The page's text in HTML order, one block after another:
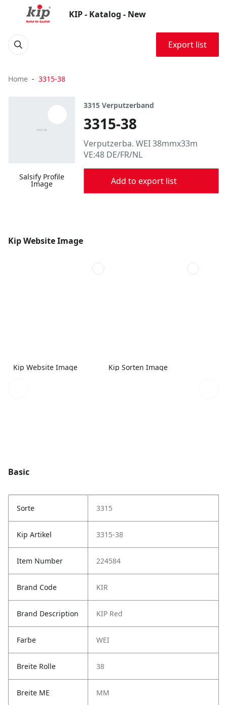
KIP - Katalog - New
Export list
Home 3315-38
Salsify Profile
Image
3315 Verputzerband
3315-38
Verputzerba. WEI 38mmx33m
VE:48 DE/FR/NL
Add to export list
Kip Website Image
Kip Website Image Kip Sorten Image
Basic
Sorte 3315
Kip Artikel 3315-38
Item Number 224584
Brand Code KIR
Brand Description KIP Red
Farbe WEI
Breite Rolle 38
Breite ME MM